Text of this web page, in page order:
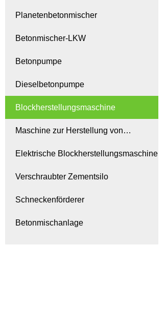
Planetenbetonmischer
Betonmischer-LKW
Betonpumpe
Dieselbetonpumpe
Blockherstellungsmaschine
Maschine zur Herstellung von
Dieselblöcken
Elektrische Blockherstellungsmaschine
Verschraubter Zementsilo
Schneckenförderer
Betonmischanlage